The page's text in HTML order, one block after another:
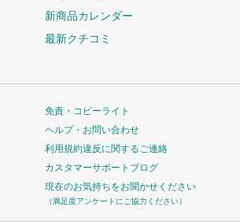
新商品カレンダー
最新クチコミ
免責・コピーライト
ヘルプ・お問い合わせ
利用規約違反に関するご連絡
カスタマーサポートブログ
現在のお気持ちをお聞かせください
（満足度アンケートにご協力ください）